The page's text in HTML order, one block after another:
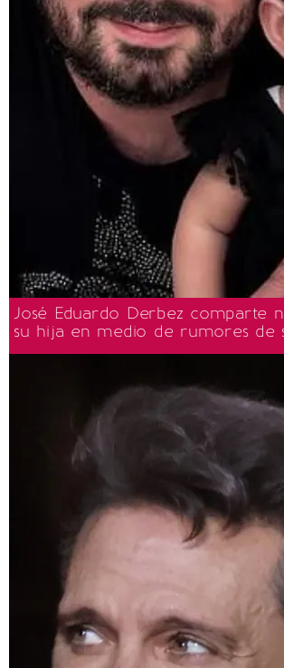
José Eduardo Derbez comparte
su hija en medio de rumores de